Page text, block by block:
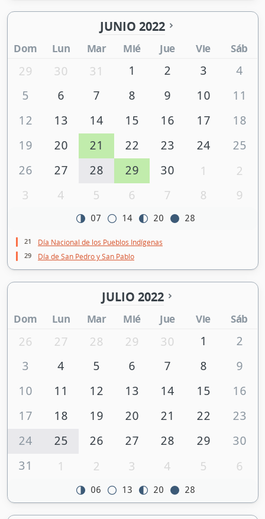
JUNIO 2022
Dom Lun Mar Mié Jue Vie Sáb
29 30 31 1 2 3
4
5
6 7 8 9 10
11
12
13 14 15 16 17
18
19
20 21 22 23 24
25
26
27 28 29 30 1
2
3
4 5 6 7 8 9
07 14 20 28
21 Día Nacional de los Pueblos Indígenas
29 Día de San Pedro y San Pablo
JULIO 2022
Dom Lun Mar Mié Jue Vie Sáb
26 27 28 29 30 1
2
3
4 5 6 7 8
9
10
11 12 13 14 15
16
17
18 19 20 21 22
23
24
25 26 27 28 29
30
31
1 2 3 4 5 6
06 13 20 28